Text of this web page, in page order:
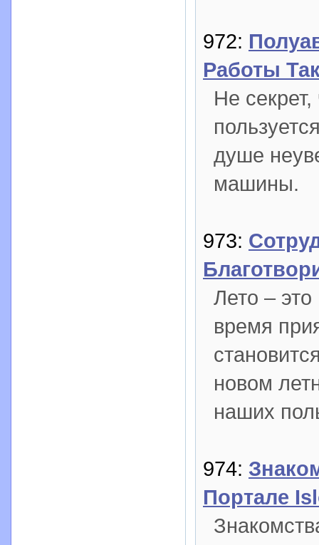
972:
Работы
Не
душе
машины.
973:
Лето – это
время
новом
наших
974:
Портале